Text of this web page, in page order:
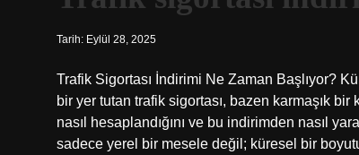
Tarih: Eylül 28, 2025
Trafik Sigortası İndirimi Ne Zaman Başlıyor?
bir yer tutan trafik sigortası, bazen karmaşık
nasıl hesaplandığını ve bu indirimden nasıl
sadece yerel bir mesele değil; küresel bir